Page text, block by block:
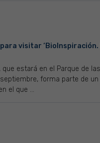
visitar ‘BioInspiración.
que estará en el Parque de
septiembre, forma parte de
el que ...